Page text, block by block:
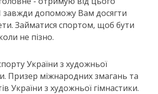
завжди допоможу Вам досягти
Займатися спортом, щоб бути
не пізно.
України з художньої
Призер міжнародних змагань та
України з художньої гімнастики.